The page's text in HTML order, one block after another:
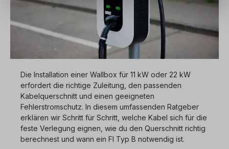
Die Installation einer Wallbox für 11 kW oder 22 kW
erfordert die richtige Zuleitung, den passenden
Kabelquerschnitt und einen geeigneten
Fehlerstromschutz. In diesem umfassenden Ratgeber
erklären wir Schritt für Schritt, welche Kabel sich für die
feste Verlegung eignen, wie du den Querschnitt richtig
berechnest und wann ein FI Typ B notwendig ist.